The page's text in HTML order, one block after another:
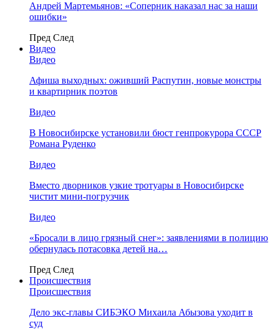
Андрей Мартемьянов: «Соперник наказал нас за наши
ошибки»
Пред След
Видео
Видео
Афиша выходных: оживший Распутин, новые монстры
и квартирник поэтов
Видео
В Новосибирске установили бюст генпрокурора СССР
Романа Руденко
Видео
Вместо дворников узкие тротуары в Новосибирске
чистит мини-погрузчик
Видео
«Бросали в лицо грязный снег»: заявлениями в полицию
обернулась потасовка детей на…
Пред След
Происшествия
Происшествия
Дело экс-главы СИБЭКО Михаила Абызова уходит в
суд